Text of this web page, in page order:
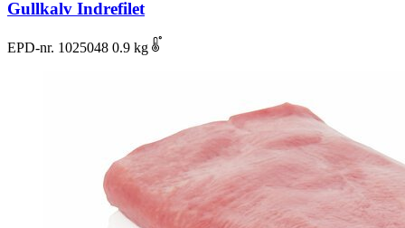
Gullkalv Indrefilet
EPD-nr. 1025048 0.9 kg